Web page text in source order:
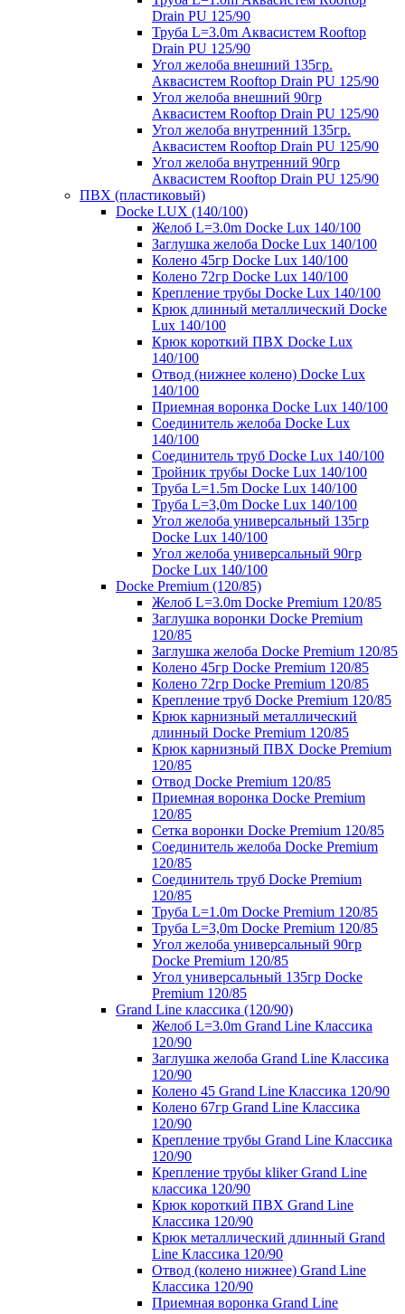
Drain PU 125/90
Труба L=3.0m Аквасистем Rooftop
Drain PU 125/90
Угол желоба внешний 135гр.
Аквасистем Rooftop Drain PU 125/90
Угол желоба внешний 90гр
Аквасистем Rooftop Drain PU 125/90
Угол желоба внутренний 135гр.
Аквасистем Rooftop Drain PU 125/90
Угол желоба внутренний 90гр
Аквасистем Rooftop Drain PU 125/90
ПВХ (пластиковый)
Docke LUX (140/100)
Желоб L=3.0m Docke Lux 140/100
Заглушка желоба Docke Lux 140/100
Колено 45гр Docke Lux 140/100
Колено 72гр Docke Lux 140/100
Крепление трубы Docke Lux 140/100
Крюк длинный металлический Docke
Lux 140/100
Крюк короткий ПВХ Docke Lux
140/100
Отвод (нижнее колено) Docke Lux
140/100
Приемная воронка Docke Lux 140/100
Соединитель желоба Docke Lux
140/100
Соединитель труб Docke Lux 140/100
Тройник трубы Docke Lux 140/100
Труба L=1.5m Docke Lux 140/100
Труба L=3,0m Docke Lux 140/100
Угол желоба универсальный 135гр
Docke Lux 140/100
Угол желоба универсальный 90гр
Docke Lux 140/100
Docke Premium (120/85)
Желоб L=3.0m Docke Premium 120/85
Заглушка воронки Docke Premium
120/85
Заглушка желоба Docke Premium 120/85
Колено 45гр Docke Premium 120/85
Колено 72гр Docke Premium 120/85
Крепление труб Docke Premium 120/85
Крюк карнизный металлический
длинный Docke Premium 120/85
Крюк карнизный ПВХ Docke Premium
120/85
Отвод Docke Premium 120/85
Приемная воронка Docke Premium
120/85
Сетка воронки Docke Premium 120/85
Соединитель желоба Docke Premium
120/85
Соединитель труб Docke Premium
120/85
Труба L=1.0m Docke Premium 120/85
Труба L=3,0m Docke Premium 120/85
Угол желоба универсальный 90гр
Docke Premium 120/85
Угол универсальный 135гр Docke
Premium 120/85
Grand Line классика (120/90)
Желоб L=3.0m Grand Line Классика
120/90
Заглушка желоба Grand Line Классика
120/90
Колено 45 Grand Line Классика 120/90
Колено 67гр Grand Line Классика
120/90
Крепление трубы Grand Line Классика
120/90
Крепление трубы kliker Grand Line
классика 120/90
Крюк короткий ПВХ Grand Line
Классика 120/90
Крюк металлический длинный Grand
Line Классика 120/90
Отвод (колено нижнее) Grand Line
Классика 120/90
Приемная воронка Grand Line